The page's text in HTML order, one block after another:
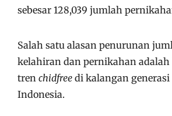
sebesar 128,039 jumlah
Salah satu alasan penurunan
kelahiran dan pernikahan
tren chidfree di kalangan
Indonesia.